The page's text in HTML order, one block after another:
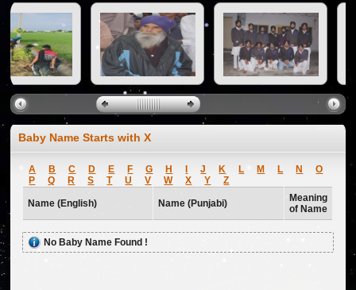
Baby Name Starts with X
A B C D E F G H J K L M L N
O
P
Q R S T U V W X Y Z
Name (English) Name (Punjabi)
Meaning
of Name
No Baby Name Found !